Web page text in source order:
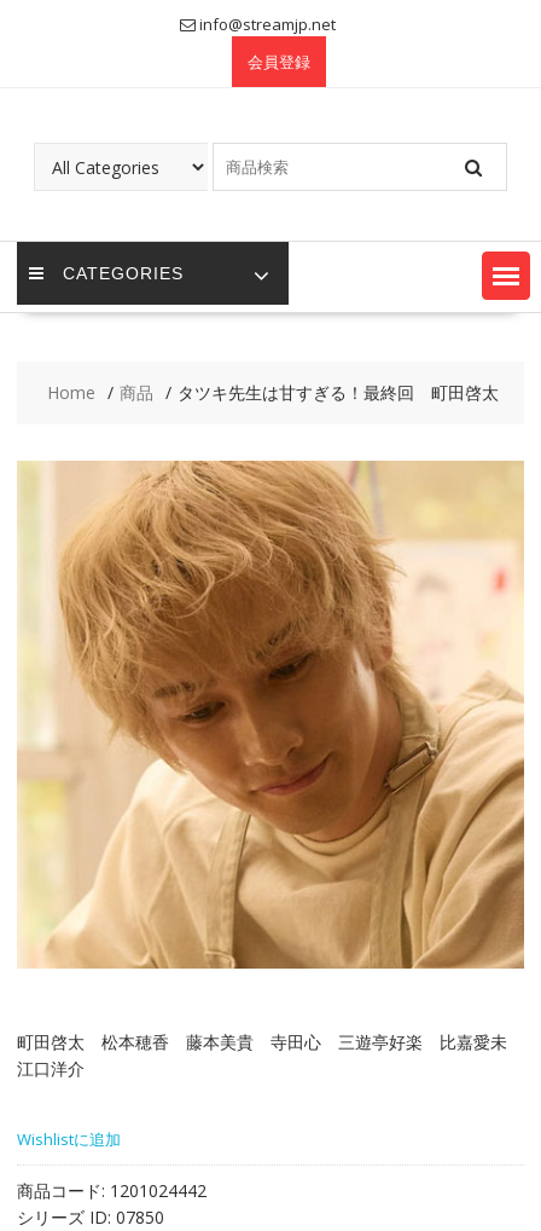
info@streamjp.net
会員登録
CATEGORIES
Home 商品 タツキ先生は甘すぎる！最終回 町田啓太
町田啓太 松本穂香 藤本美貴 寺田心 三遊亭好楽 比嘉愛未
江口洋介
Wishlistに追加
商品コード: 1201024442
シリーズ ID: 07850